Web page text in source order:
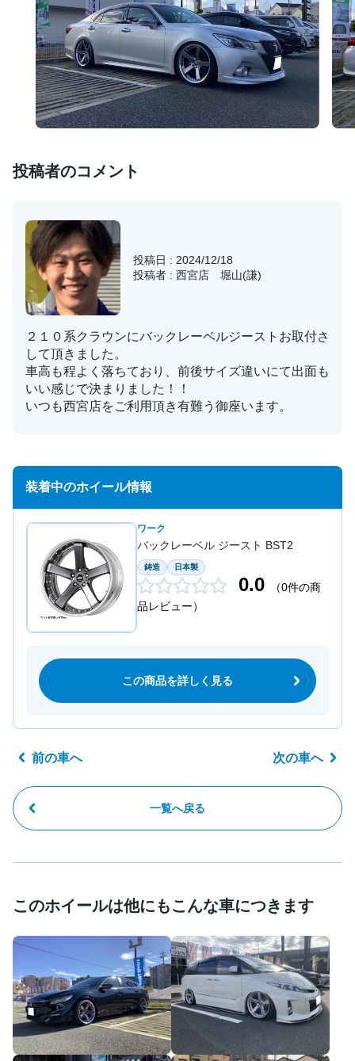
投稿者のコメント
投稿日 : 2024/12/18
投稿者 : 西宮店 堀山(謙)
２１０系クラウンにバックレーベルジーストお取付さ
して頂きました。
車高も程よく落ちており、前後サイズ違いにて出面も
いい感じで決まりました！！
いつも西宮店をご利用頂き有難う御座います。
装着中のホイール情報
ワーク
バックレーベル ジースト BST2
鋳造 日本製
0.0
（0件の商
品レビュー）
この商品を詳しく見る
前の車へ
一覧へ戻る
次の車へ
このホイールは他にもこんな車につきます